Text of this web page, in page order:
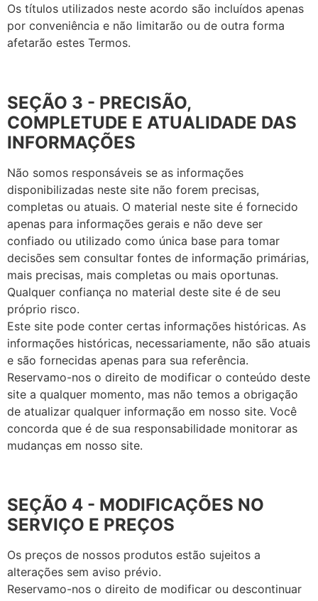
Os títulos utilizados neste acordo são incluídos apenas
por conveniência e não limitarão ou de outra forma
afetarão estes Termos.
SEÇÃO 3 - PRECISÃO,
COMPLETUDE E ATUALIDADE DAS
INFORMAÇÕES
Não somos responsáveis se as informações
disponibilizadas neste site não forem precisas,
completas ou atuais. O material neste site é fornecido
apenas para informações gerais e não deve ser
confiado ou utilizado como única base para tomar
decisões sem consultar fontes de informação primárias,
mais precisas, mais completas ou mais oportunas.
Qualquer confiança no material deste site é de seu
próprio risco.
Este site pode conter certas informações históricas. As
informações históricas, necessariamente, não são atuais
e são fornecidas apenas para sua referência.
Reservamo-nos o direito de modificar o conteúdo deste
site a qualquer momento, mas não temos a obrigação
de atualizar qualquer informação em nosso site. Você
concorda que é de sua responsabilidade monitorar as
mudanças em nosso site.
SEÇÃO 4 - MODIFICAÇÕES NO
SERVIÇO E PREÇOS
Os preços de nossos produtos estão sujeitos a
alterações sem aviso prévio.
Reservamo-nos o direito de modificar ou descontinuar